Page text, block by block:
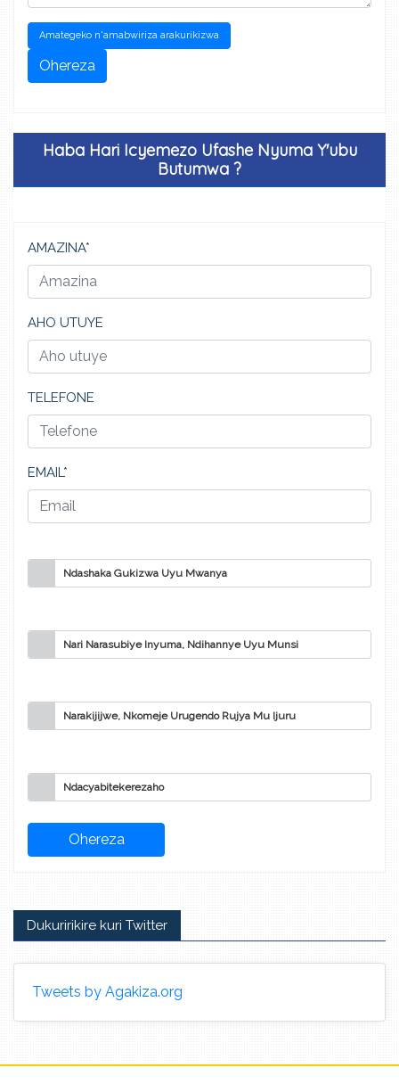
Amategeko n'amabwiriza arakurikizwa
Ohereza
Haba Hari Icyemezo Ufashe Nyuma Y'ubu
Butumwa ?
AMAZINA*
AHO UTUYE
TELEFONE
EMAIL*
Ndashaka Gukizwa Uyu Mwanya
Nari Narasubiye Inyuma, Ndihannye Uyu Munsi
Narakijijwe, Nkomeje Urugendo Rujya Mu Ijuru
Ndacyabitekerezaho
Dukuririkire kuri Twitter
Tweets by Agakiza.org